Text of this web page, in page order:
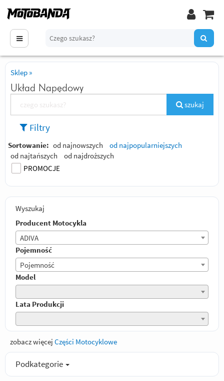
Sklep »
Układ Napędowy
szukaj
Filtry
Sortowanie: od najnowszych
od najpopularniejszych
od najtańszych
od najdroższych
PROMOCJE
Wyszukaj
Producent Motocykla
ADIVA
Pojemność
Pojemność
Model
Lata Produkcji
zobacz więcej Części Motocyklowe
Podkategorie